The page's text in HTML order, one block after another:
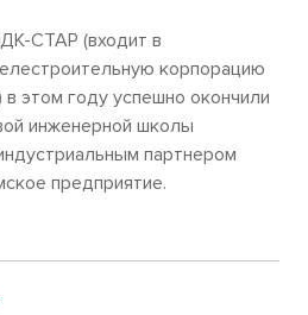
СТАР (входит в
корпорацию
в этом году успешно окончили
инженерной школы
партнером
предприятие.